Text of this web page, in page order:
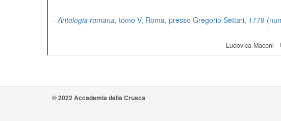
-Antologia romana, tomo V, Roma, presso Gregorio Settari, 1779
Ludovica Maconi
© 2022 Accademia della Crusca